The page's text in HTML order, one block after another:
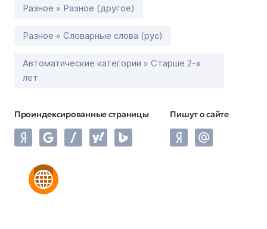
Разное » Разное (другое)
Разное » Словарные слова (рус)
Автоматические категории » Старше 2-х
лет
Проиндексированные страницы Пишут о сайте